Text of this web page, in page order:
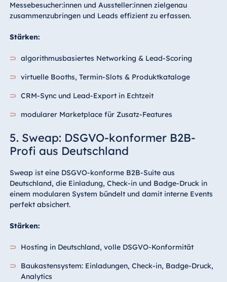
Messebesucher:innen und Aussteller:innen zielgenau
zusammenzubringen und Leads effizient zu erfassen.
Stärken:
algorithmusbasiertes Networking & Lead-Scoring
virtuelle Booths, Termin-Slots & Produktkataloge
CRM-Sync und Lead-Export in Echtzeit
modularer Marketplace für Zusatz-Features
5. Sweap: DSGVO-konformer B2B-
Profi aus Deutschland
Sweap ist eine DSGVO-konforme B2B-Suite aus
Deutschland, die Einladung, Check-in und Badge-Druck in
einem modularen System bündelt und damit interne Events
perfekt absichert.
Stärken:
Hosting in Deutschland, volle DSGVO-Konformität
Baukastensystem: Einladungen, Check-in, Badge-Druck,
Analytics